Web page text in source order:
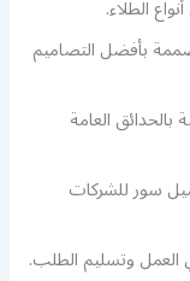
الطلاء.
بأفضل التصاميم
العامة
سور للشركات
العمل وتسليم الطلب.